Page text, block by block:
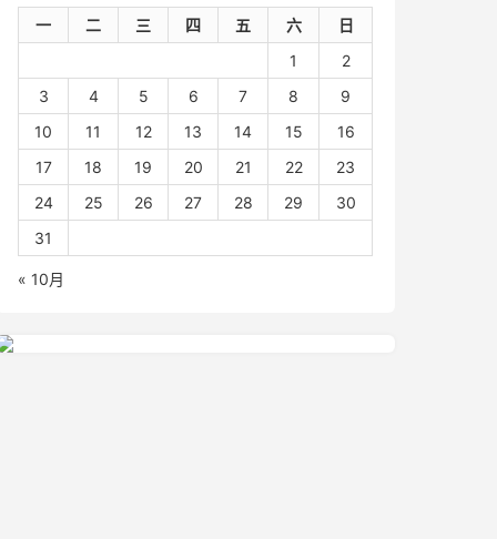
一
二 三 四 五 六
日
1
2
3
4 5 6 7 8
9
10
11 12 13 14 15
16
17
18 19 20 21 22
23
24
25 26 27 28 29
30
31
« 10月